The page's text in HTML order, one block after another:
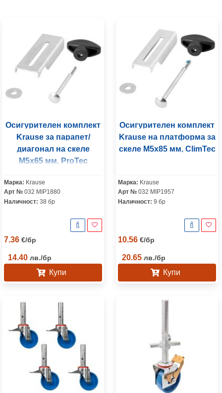
Осигурителен комплект
Krause за парапет/
диагонал на скеле
M5x65 мм, ProTec
Марка: Krause
Арт № 032 MIP1880
Наличност: 38 бр
7.36 €/бр
14.40 лв./бр
Купи
Осигурителен комплект
Krause на платформа за
скеле M5x85 мм, ClimTec
Марка: Krause
Арт № 032 MIP1957
Наличност: 9 бр
10.56 €/бр
20.65 лв./бр
Купи